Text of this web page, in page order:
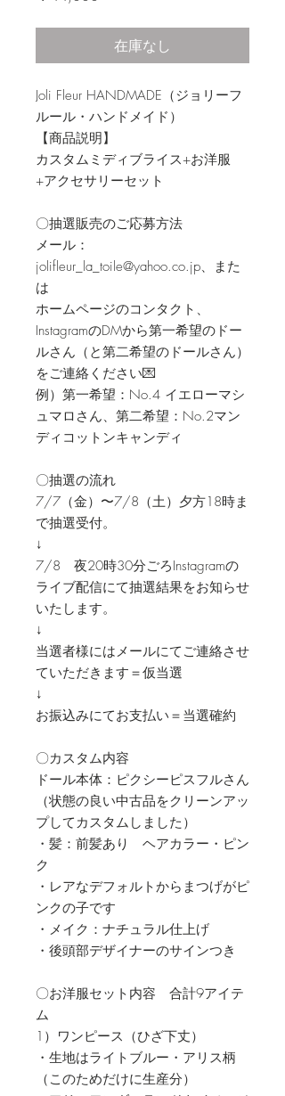
在庫なし
Joli Fleur HANDMADE（ジョリーフ
ルール・ハンドメイド）
【商品説明】
カスタムミディブライス+お洋服
+アクセサリーセット
〇抽選販売のご応募方法
メール：
jolifleur_la_toile@yahoo.co.jp、また
は
ホームページのコンタクト、
InstagramのDMから第一希望のドー
ルさん（と第二希望のドールさん）
をご連絡ください💌
例）第一希望：No.4 イエローマシ
ュマロさん、第二希望：No.2マン
ディコットンキャンディ
〇抽選の流れ
7/7（金）〜7/8（土）夕方18時ま
で抽選受付。
↓
7/8 夜20時30分ごろInstagramの
ライブ配信にて抽選結果をお知らせ
いたします。
↓
当選者様にはメールにてご連絡させ
ていただきます＝仮当選
↓
お振込みにてお支払い＝当選確約
〇カスタム内容
ドール本体：ピクシーピスフルさん
（状態の良い中古品をクリーンアッ
プしてカスタムしました）
・髪：前髪あり ヘアカラー・ピン
ク
・レアなデフォルトからまつげがピ
ンクの子です
・メイク：ナチュラル仕上げ
・後頭部デザイナーのサインつき
〇お洋服セット内容 合計9アイテ
ム
1）ワンピース（ひざ下丈）
・生地はライトブルー・アリス柄
（このためだけに生産分）